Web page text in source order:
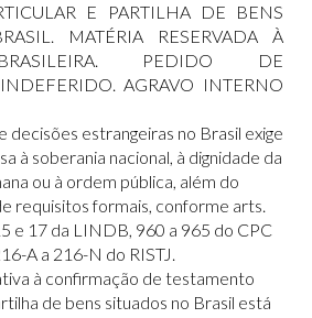
E PARTILHA DE BENS
MATÉRIA RESERVADA À
PEDIDO DE
AGRAVO INTERNO
decisões estrangeiras no Brasil exige
à soberania nacional, à dignidade da
ou à ordem pública, além do
requisitos formais, conforme arts.
e 17 da LINDB, 960 a 965 do CPC
A a 216-N do RISTJ.
à confirmação de testamento
de bens situados no Brasil está